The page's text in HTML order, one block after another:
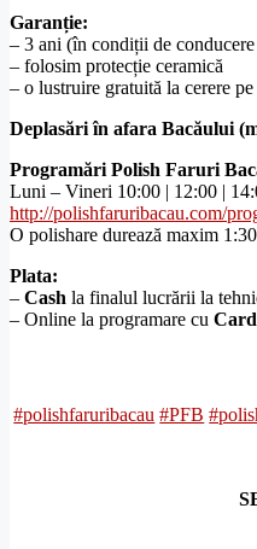
Garanție:
– 3 ani (în condiții de
– folosim protecție ceramică
– o lustruire gratuită la cerere
Deplasări în afara Bacăului
Programări Polish Faruri
Luni – Vineri 10:00 | 12:00 |
http://polishfaruribacau.com/
O polishare durează maxim
Plata:
– Cash la finalul lucrării la
– Online la programare cu
#polishfaruribacau #PFB